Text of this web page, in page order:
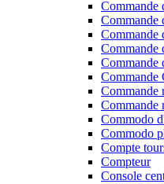
Commande
Commande
Commande
Commande
Commande
Commande
Commande
Commande
Commodo
Commodo
Compte
Compteur
Console